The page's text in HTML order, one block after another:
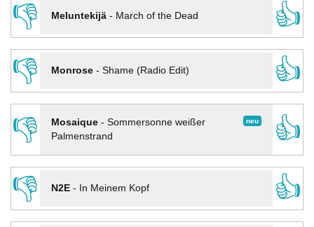
👎
Meluntekijä- March of the Dead
👍
👎
Monrose- Shame (Radio Edit)
👍
👎
neu
Mosaique- Sommersonne weißer
Palmenstrand
👍
👎
N2E- In Meinem Kopf
👍